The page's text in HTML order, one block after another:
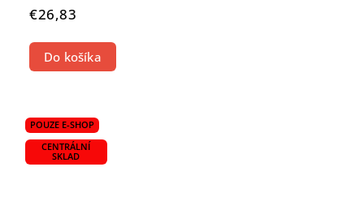
€26,83
Do košíka
POUZE E-SHOP
CENTRÁLNÍ
SKLAD